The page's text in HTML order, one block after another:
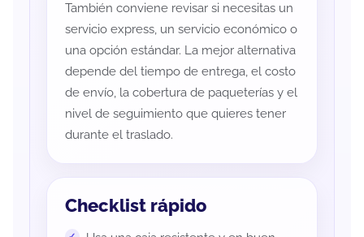
También conviene revisar si necesitas un
servicio express, un servicio económico o
una opción estándar. La mejor alternativa
depende del tiempo de entrega, el costo
de envío, la cobertura de paqueterías y el
nivel de seguimiento que quieres tener
durante el traslado.
Checklist rápido